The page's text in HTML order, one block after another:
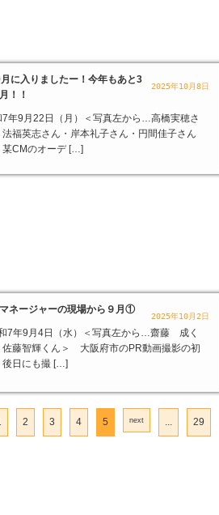
2025年10月8日
に入りましたー！今年もあと3
！！
7年9月22日（月）＜写真左から…高橋実穂さ
法福英志さん・岸本礼子さん・円間佳子さん
CMのオーデ […]
2025年10月2日
マネージャーの現場から９月①
7年9月4日（水）＜写真左から…齋藤 成く
佐藤智輝くん＞ 大阪府市のPR動画撮影の初
後日にも撮 […]
2 3 4 5 next ... 29